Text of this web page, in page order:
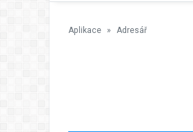
Aplikace Adresář